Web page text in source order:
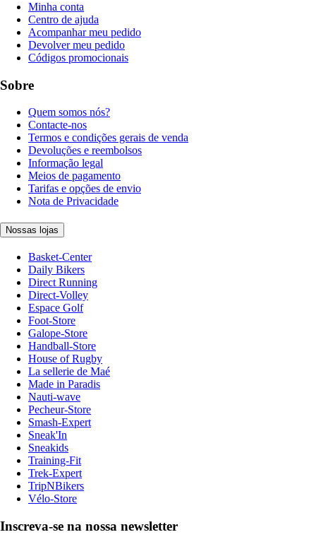
Minha conta
Centro de ajuda
Acompanhar meu pedido
Devolver meu pedido
Códigos promocionais
Sobre
Quem somos nós?
Contacte-nos
Termos e condições gerais de venda
Devoluções e reembolsos
Informação legal
Meios de pagamento
Tarifas e opções de envio
Nota de Privacidade
Nossas lojas
Basket-Center
Daily Bikers
Direct Running
Direct-Volley
Espace Golf
Foot-Store
Galope-Store
Handball-Store
House of Rugby
La sellerie de Maé
Made in Paradis
Nauti-wave
Pecheur-Store
Smash-Expert
Sneak'In
Sneakids
Training-Fit
Trek-Expert
TripNBikers
Vélo-Store
Inscreva-se na nossa newsletter